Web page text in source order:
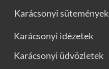
Karácsonyi sütemények
Karácsonyi idézetek
Karácsonyi üdvözletek